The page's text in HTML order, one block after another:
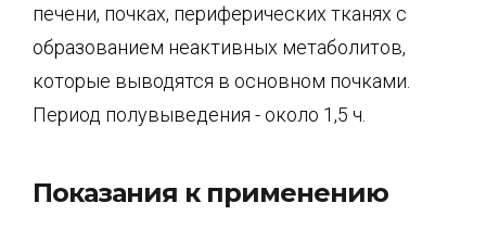
печени, почках, пе­риферических тканях с
образованием неактивных метаболитов,
которые выводятся в ос­новном почками.
Период полувыведения - около 1,5 ч.
Показания к применению